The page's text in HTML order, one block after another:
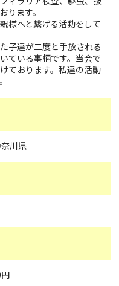
ります。
様へと繋げる活動をして
子達が二度と手放される
ている事柄です。当会で
ております。私達の活動
川県